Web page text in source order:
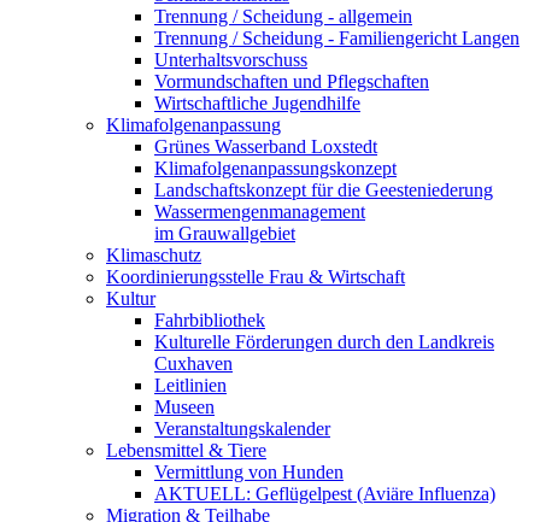
Trennung / Scheidung - allgemein
Trennung / Scheidung - Familiengericht Langen
Unterhaltsvorschuss
Vormundschaften und Pflegschaften
Wirtschaftliche Jugendhilfe
Klimafolgenanpassung
Grünes Wasserband Loxstedt
Klimafolgenanpassungskonzept
Landschaftskonzept für die Geesteniederung
Wassermengenmanagement
im Grauwallgebiet
Klimaschutz
Koordinierungsstelle Frau & Wirtschaft
Kultur
Fahrbibliothek
Kulturelle Förderungen durch den Landkreis
Cuxhaven
Leitlinien
Museen
Veranstaltungskalender
Lebensmittel & Tiere
Vermittlung von Hunden
AKTUELL: Geflügelpest (Aviäre Influenza)
Migration & Teilhabe